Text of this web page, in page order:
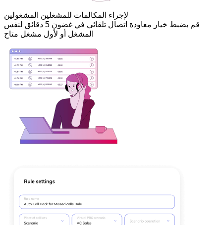
لإجراء المكالمات للمشغلين المشغولين
قم بضبط خيار معاودة اتصال تلقائي في غضون 5 دقائق لنفس
المشغل أو لأول مشغل متاح